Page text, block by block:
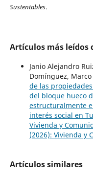
Sustentables.
Artículos más
Janio Alejandro
Domínguez,
de las
del bloque hueco
estructuralmente
interés social en
Vivienda y
(2026): Vivienda y
Artículos similares